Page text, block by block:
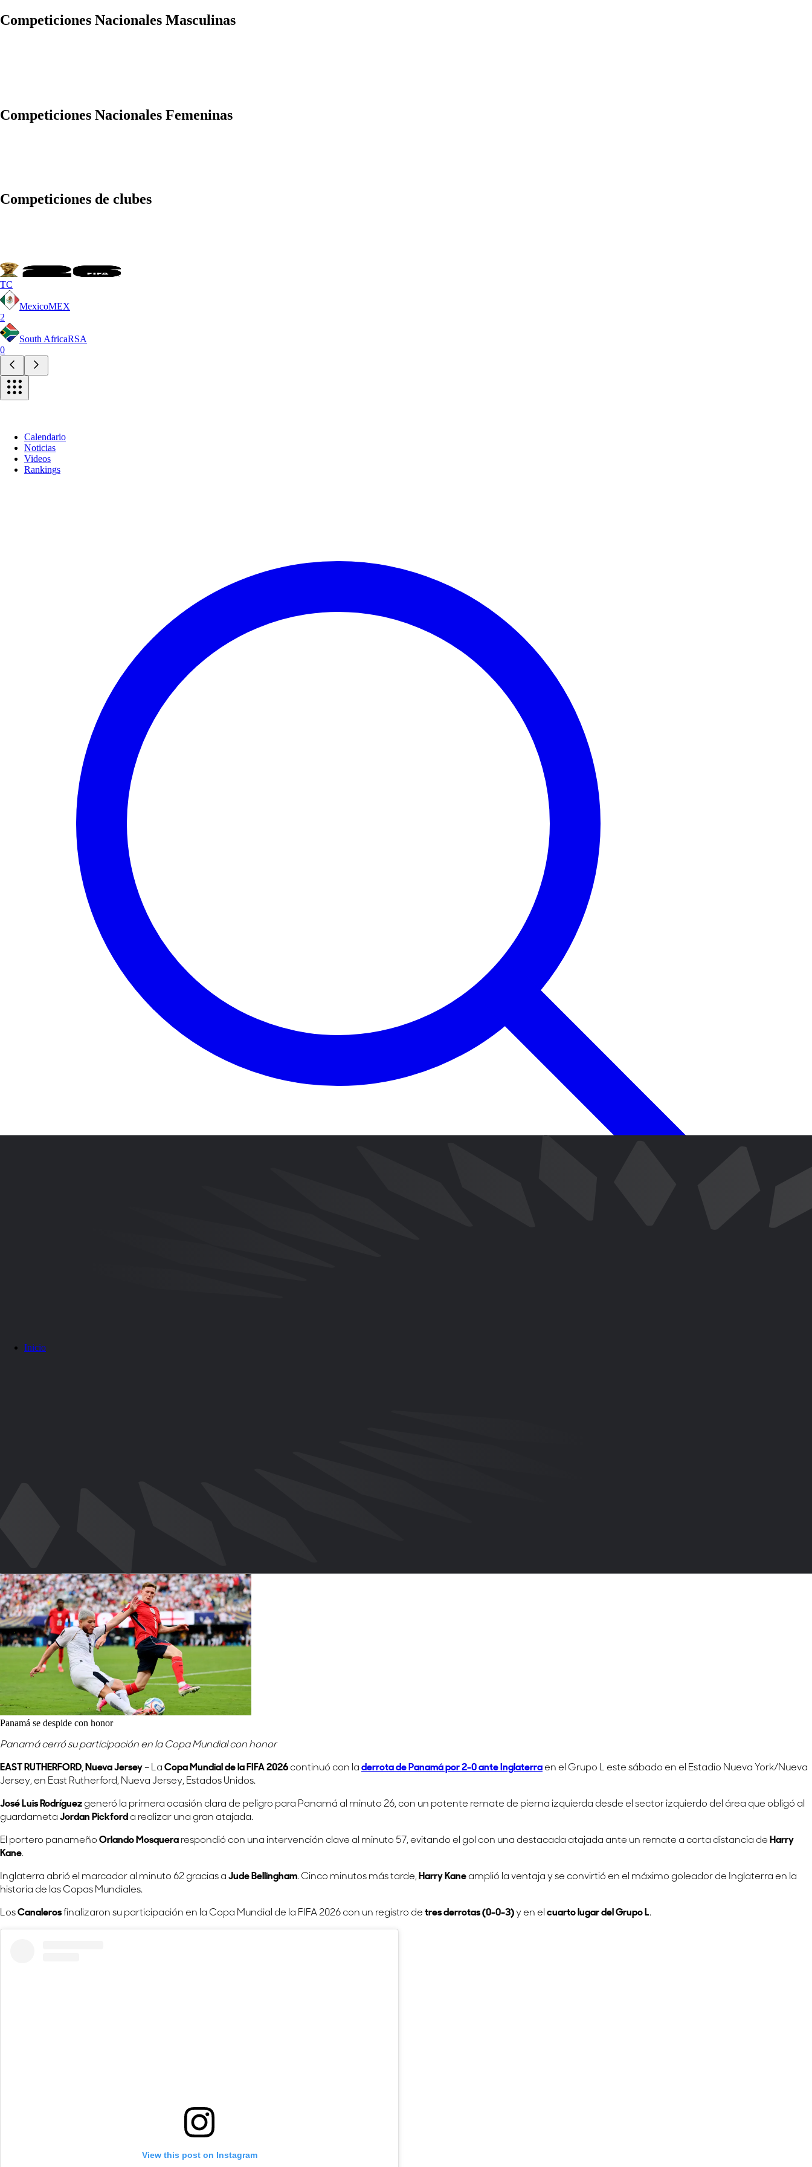
Competiciones Nacionales Masculinas
Competiciones Nacionales Femeninas
Competiciones de clubes
TC
MexicoMEX
2
South AfricaRSA
0
Calendario
Noticias
Videos
Rankings
Inicio
Panamá se despide con honor
Panamá cerró su participación en la Copa Mundial con honor
EAST RUTHERFORD, Nueva Jersey– La Copa Mundial de la FIFA 2026continuó con la derrota de Panamá por 2-0 ante Inglaterraen el Grupo L este sábado en el Estadio Nueva York/Nueva
Jersey, en East Rutherford, Nueva Jersey, Estados Unidos.
José Luis Rodríguezgeneró la primera ocasión clara de peligro para Panamá al minuto 26, con un potente remate de pierna izquierda desde el sector izquierdo del área que obligó al
guardameta Jordan Pickford a realizar una gran atajada.
El portero panameño Orlando Mosquera respondió con una intervención clave al minuto 57, evitando el gol con una destacada atajada ante un remate a corta distancia de Harry
Kane.
Inglaterra abrió el marcador al minuto 62 gracias a Jude Bellingham. Cinco minutos más tarde, Harry Kaneamplió la ventaja y se convirtió en el máximo goleador de Inglaterra en la
historia de las Copas Mundiales.
LosCanalerosfinalizaron su participación en la Copa Mundial de la FIFA 2026 con un registro de tres derrotas (0-0-3)y en el cuarto lugar del Grupo L.
View this post on Instagram